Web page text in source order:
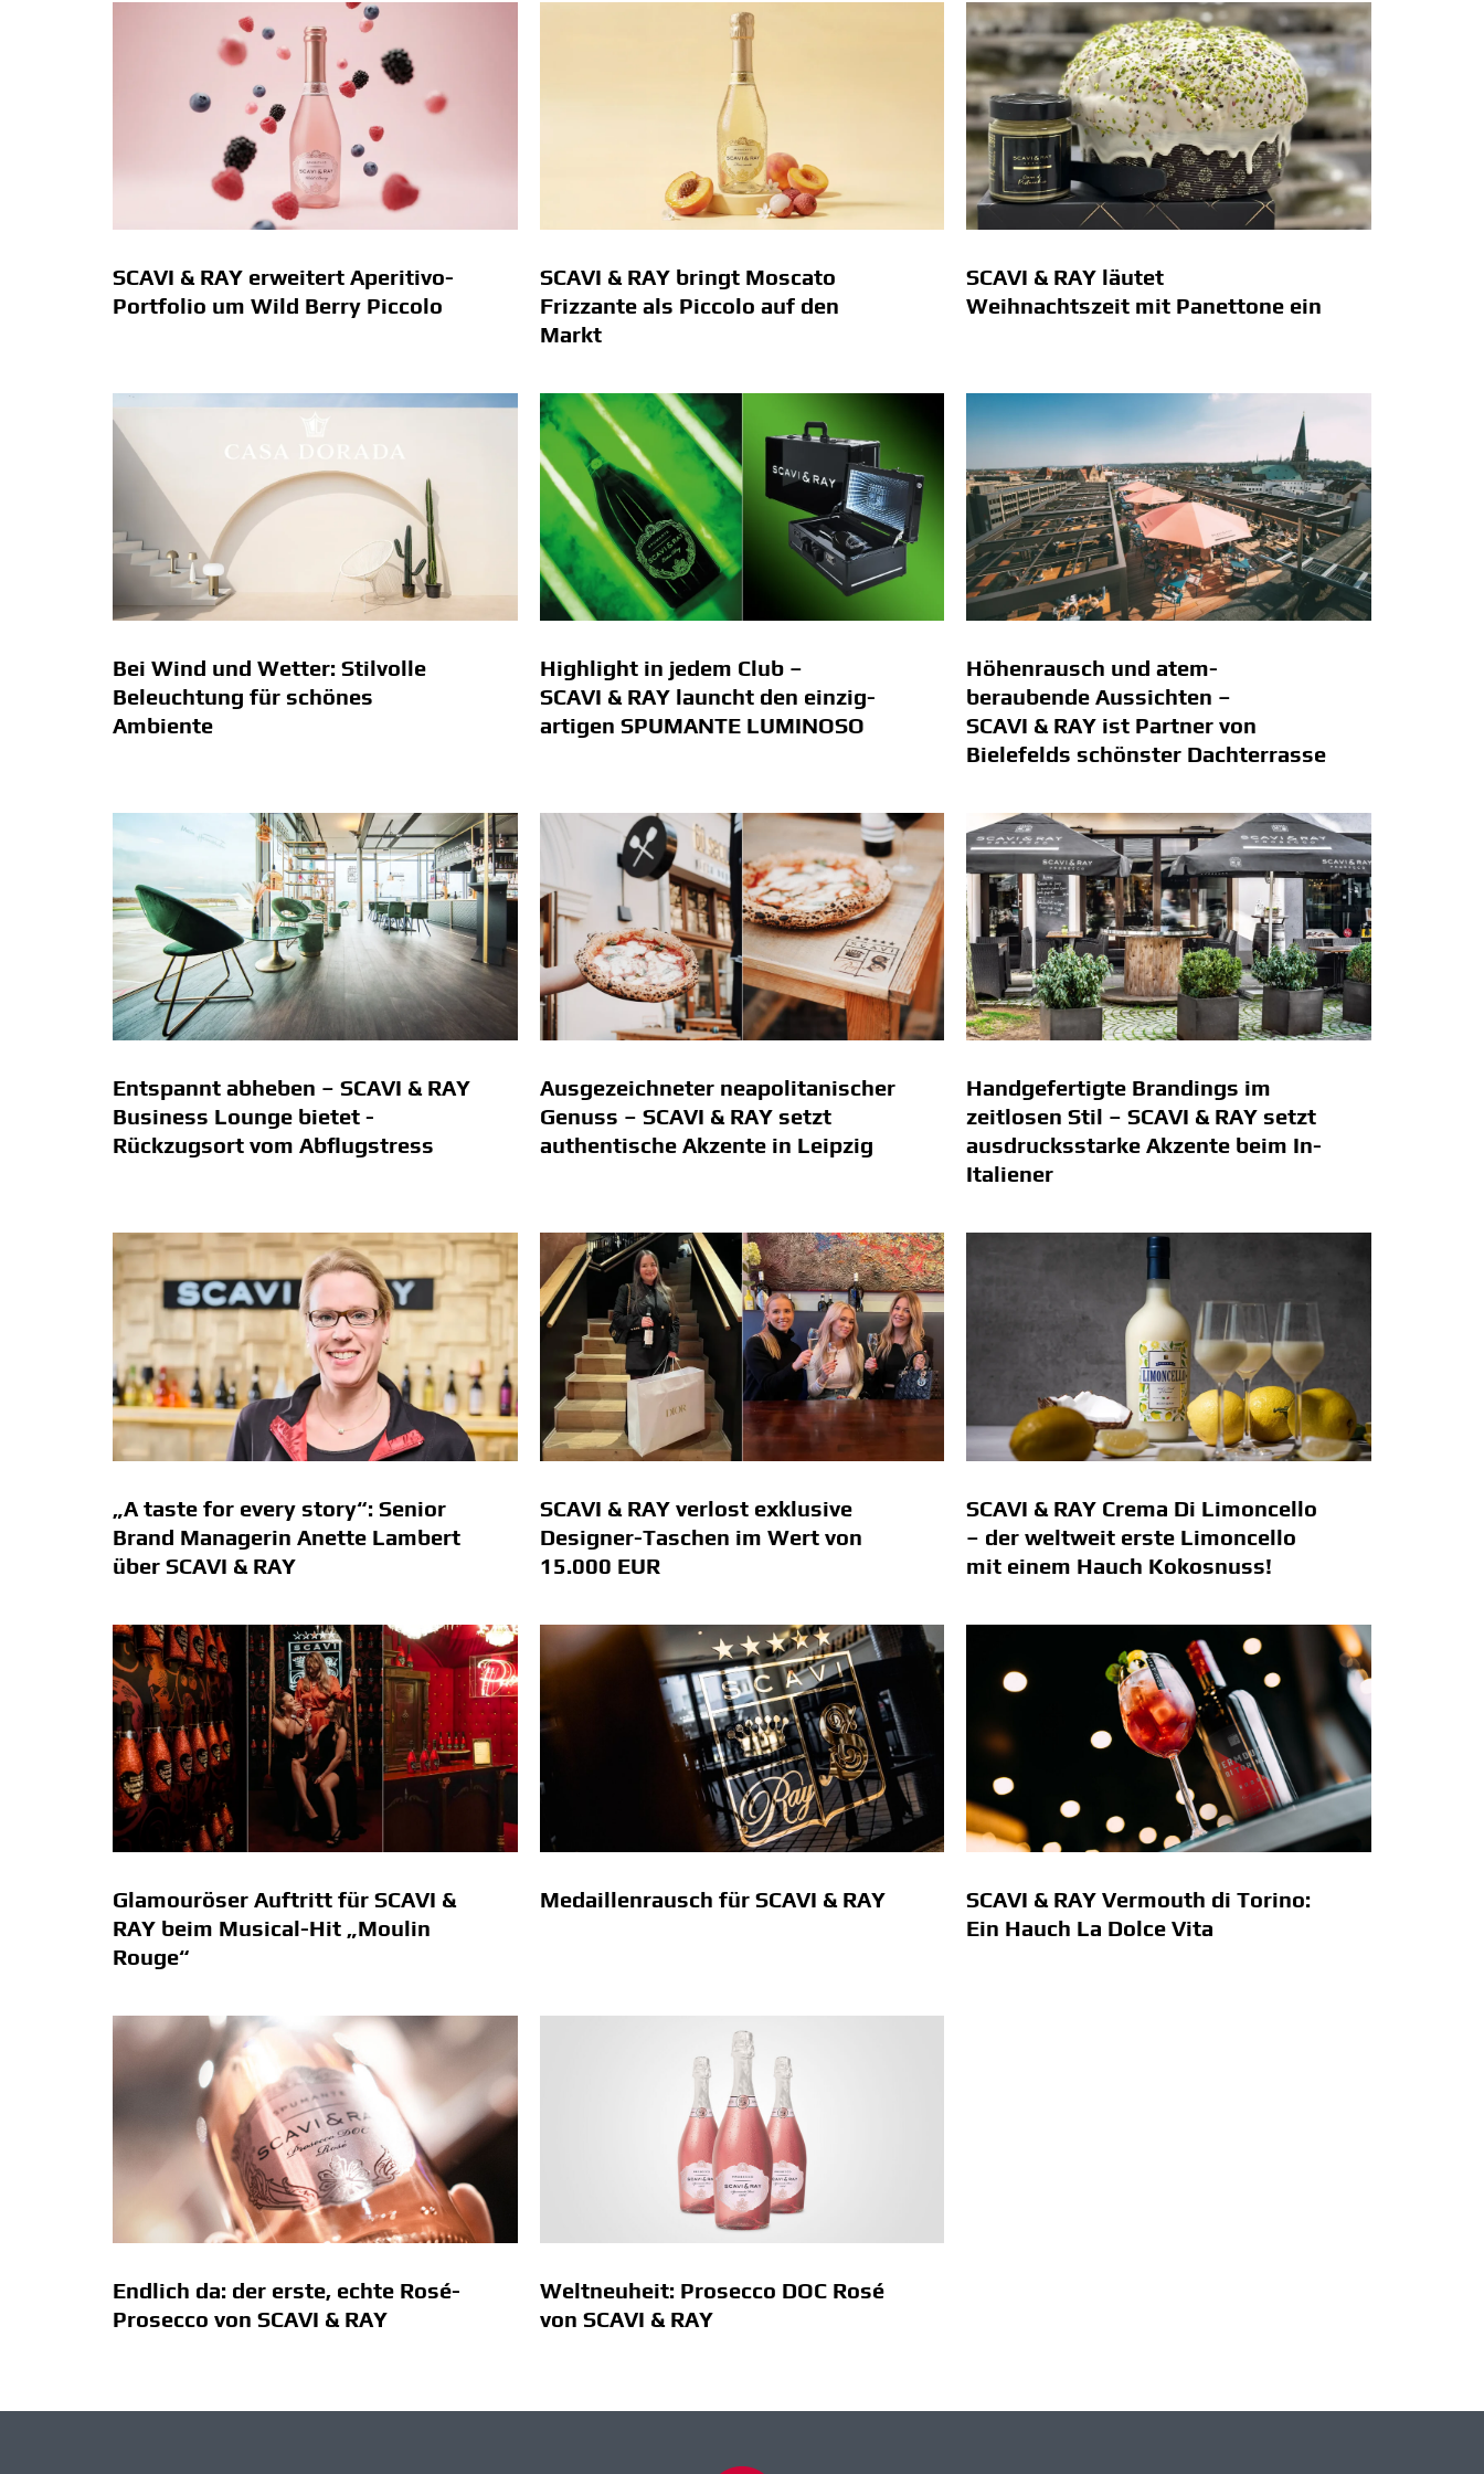
SCAVI & RAY erweitert Aperitivo-
Portfolio um Wild Berry Piccolo
SCAVI & RAY bringt Moscato
Frizzante als Piccolo auf den
Markt
SCAVI & RAY läutet
Weihnachtszeit mit Panettone ein
Bei Wind und Wetter: Stilvolle
Beleuchtung für schönes
Ambiente
Highlight in jedem Club –
SCAVI & RAY launcht den einzig­
artigen SPUMANTE LUMINOSO
Höhenrausch und atem­
beraubende Aussichten –
SCAVI & RAY ist Partner von
Bielefelds schönster Dachterrasse
Entspannt abheben – SCAVI & RAY
Business Lounge bietet ­
Rückzugsort vom Abflugstress
Ausgezeichneter neapoli­tanischer
Genuss – SCAVI & RAY setzt
authentische Akzente in Leipzig
Handgefertigte Brandings im
zeitlosen Stil – SCAVI & RAY setzt
ausdrucksstarke Akzente beim In-
Italiener
„A taste for every story“: Senior
Brand Managerin Anette Lambert
über SCAVI & RAY
SCAVI & RAY verlost exklusive
Designer-Taschen im Wert von
15.000 EUR
SCAVI & RAY Crema Di Limoncello
– der weltweit erste Limoncello
mit einem Hauch Kokosnuss!
Glamouröser Auftritt für SCAVI &
RAY beim Musical-Hit „Moulin
Rouge“
Medaillenrausch für SCAVI & RAY
SCAVI & RAY Vermouth di Torino:
Ein Hauch La Dolce Vita
Endlich da: der erste, echte Rosé-
Prosecco von SCAVI & RAY
Weltneuheit: Prosecco DOC Rosé
von SCAVI & RAY